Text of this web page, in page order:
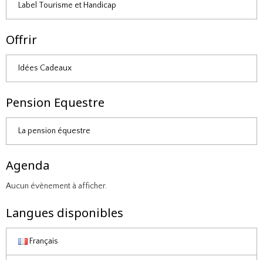
Label Tourisme et Handicap
Offrir
Idées Cadeaux
Pension Equestre
La pension équestre
Agenda
Aucun évènement à afficher.
Langues disponibles
Français